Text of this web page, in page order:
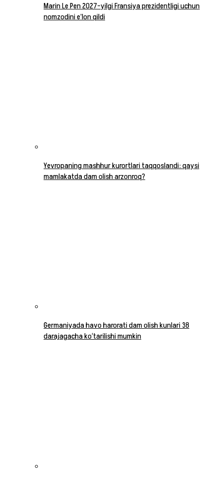
Marin Le Pen 2027-yilgi Fransiya prezidentligi uchun
nomzodini e’lon qildi
Yevropaning mashhur kurortlari taqqoslandi: qaysi
mamlakatda dam olish arzonroq?
Germaniyada havo harorati dam olish kunlari 38
darajagacha ko‘tarilishi mumkin